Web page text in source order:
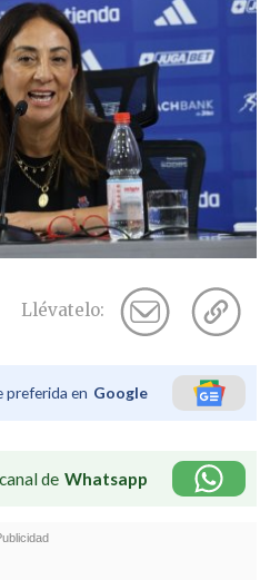
Llévatelo:
en Google
de Whatsapp